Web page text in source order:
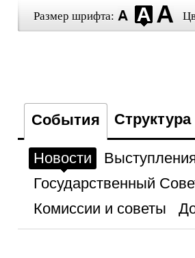
Размер шрифта:
События Структура
Новости
Государственный
Комиссии и советы